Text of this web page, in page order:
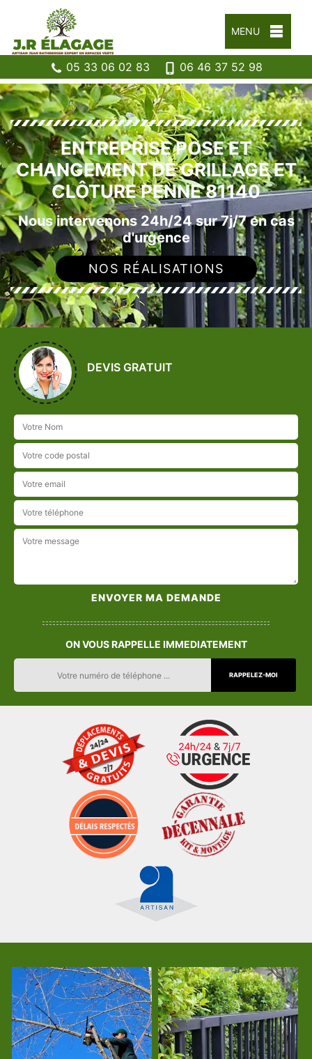
MENU
05 33 06 02 83 06 46 37 52 98
ENTREPRISE POSE ET
CHANGEMENT DE GRILLAGE ET
CLÔTURE PENNE 81140
Nous intervenons 24h/24 sur 7j/7 en cas
d'urgence
NOS RÉALISATIONS
DEVIS GRATUIT
ON VOUS RAPPELLE IMMEDIATEMENT